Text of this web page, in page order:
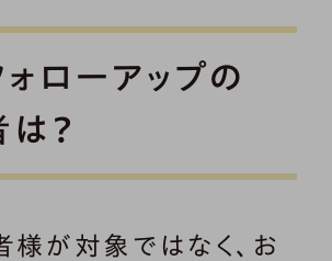
ローアップの
？
様が対象ではなく、お